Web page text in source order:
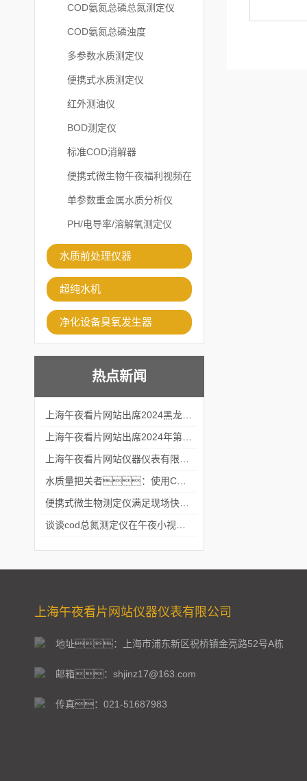
COD氨氮总磷总氮测定仪
COD氨氮总磷浊度
多参数水质测定仪
便携式水质测定仪
红外测油仪
BOD测定仪
标准COD消解器
便携式微生物午夜福利视频在
线观看
单参数重金属水质分析仪
PH/电导率/溶解氧测定仪
水质前处理仪器
超纯水机
净化设备臭氧发生器
热点新闻
上海午夜看片网站仪器仪表有限公司
地址：上海市浦东新区祝桥镇金亮路52号A栋
邮箱：shjinz17@163.com
传真：021-51687983